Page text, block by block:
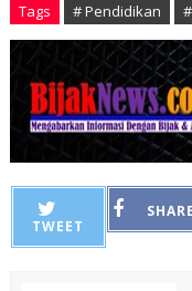
Tags # Pendidikan
TWEET
SHARE